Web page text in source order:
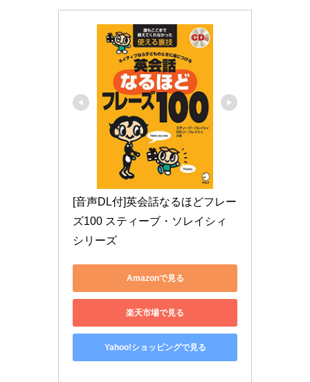
[音声DL付]英会話なるほどフレー
ズ100 スティーブ・ソレイシィ
シリーズ
Amazonで見る
楽天市場で見る
Yahoo!ショッピングで見る